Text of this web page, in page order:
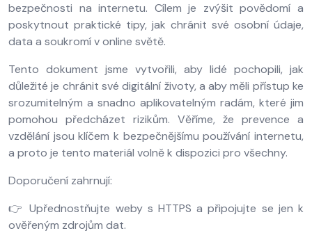
bezpečnosti na internetu. Cílem je zvýšit povědomí a
poskytnout praktické tipy, jak chránit své osobní údaje,
data a soukromí v online světě.
Tento dokument jsme vytvořili, aby lidé pochopili, jak
důležité je chránit své digitální životy, a aby měli přístup ke
srozumitelným a snadno aplikovatelným radám, které jim
pomohou předcházet rizikům. Věříme, že prevence a
vzdělání jsou klíčem k bezpečnějšímu používání internetu,
a proto je tento materiál volně k dispozici pro všechny.
Doporučení zahrnují:
👉 Upřednostňujte weby s HTTPS a připojujte se jen k
ověřeným zdrojům dat.